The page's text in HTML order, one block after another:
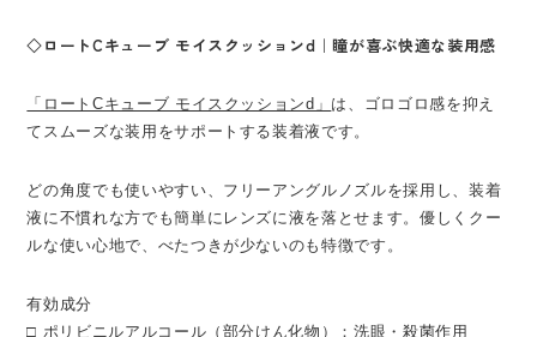
◇ロートCキューブ モイスクッションd｜瞳が喜ぶ快適な装用感
「ロートCキューブ モイスクッションd」 は、ゴロゴロ感を抑え
てスムーズな装用をサポートする装着液です。
どの角度でも使いやすい、フリーアングルノズルを採用し、装着
液に不慣れな方でも簡単にレンズに液を落とせます。優しくクー
ルな使い心地で、べたつきが少ないのも特徴です。
有効成分
□ ポリビニルアルコール（部分けん化物）：洗眼・殺菌作用